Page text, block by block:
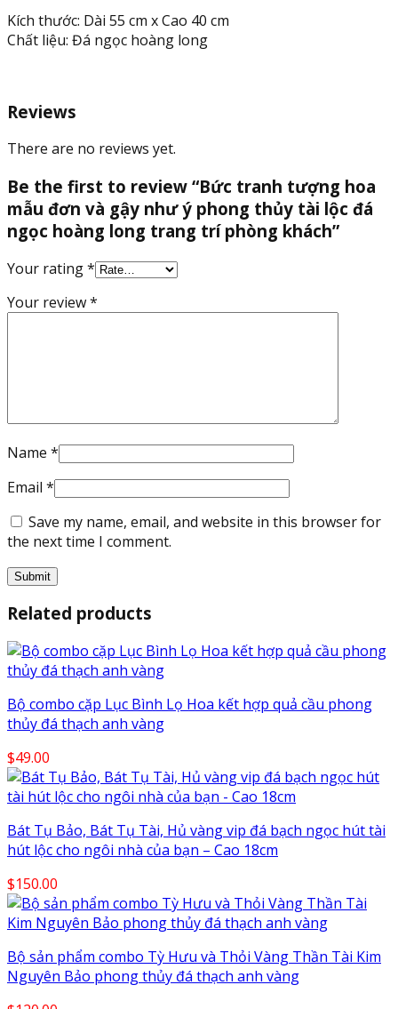
gậy
như
thủy
lộc
ngọc
hoàng
long
trang
trí
khách
Kích thước: Dài 55 cm x Cao 40 cm
Chất liệu: Đá ngọc hoàng long
Reviews
There are no reviews yet.
Be the first to review “Bức tranh tượng hoa
mẫu đơn và gậy như ý phong thủy tài lộc đá
ngọc hoàng long trang trí phòng khách”
Your rating*
Your review*
Name *
Email *
Save my name, email, and website in this browser for
the next time I comment.
Related products
Bộ combo cặp Lục Bình Lọ Hoa kết hợp quả cầu phong
thủy đá thạch anh vàng
$49.00
Bát Tụ Bảo, Bát Tụ Tài, Hủ vàng vip đá bạch ngọc hút tài
hút lộc cho ngôi nhà của bạn – Cao 18cm
$150.00
Bộ sản phẩm combo Tỳ Hưu và Thỏi Vàng Thần Tài Kim
Nguyên Bảo phong thủy đá thạch anh vàng